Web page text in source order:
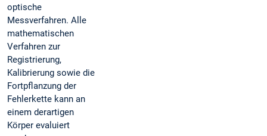
optische
Messverfahren. Alle
mathematischen
Verfahren zur
Registrierung,
Kalibrierung sowie die
Fortpflanzung der
Fehlerkette kann an
einem derartigen
Körper evaluiert